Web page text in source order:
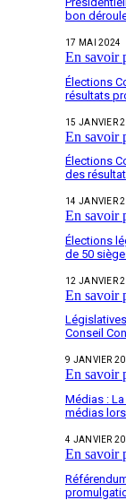
bon
17 MAI 2024
En savoir
Élections
résultats
15 JANVIER
En savoir
Élections
des
14 JANVIER
En savoir
Élections
de 50
12 JANVIER
En savoir
Conseil
9 JANVIER
En savoir
Médias :
médias
4 JANVIER
En savoir